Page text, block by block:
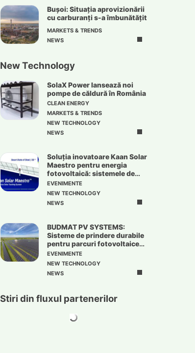
Bușoi: Situația aprovizionării
cu carburanți s-a îmbunătățit
MARKETS & TRENDS
NEWS
New Technology
SolaX Power lansează noi
pompe de căldură în România
CLEAN ENERGY
MARKETS & TRENDS
NEW TECHNOLOGY
NEWS
Soluția inovatoare Kaan Solar
Maestro pentru energia
fotovoltaică: sistemele de
urmărire solară
EVENIMENTE
NEW TECHNOLOGY
NEWS
BUDMAT PV SYSTEMS:
Sisteme de prindere durabile
pentru parcuri fotovoltaice
de mari dimensiuni
EVENIMENTE
NEW TECHNOLOGY
NEWS
Stiri din fluxul partenerilor